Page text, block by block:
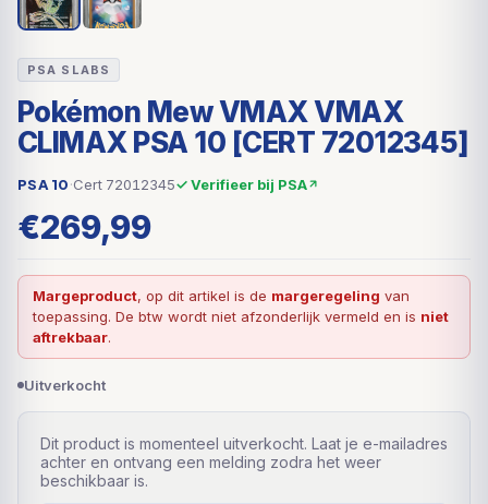
PSA SLABS
Pokémon Mew VMAX VMAX
CLIMAX PSA 10 [CERT 72012345]
PSA 10·Cert 72012345✓ Verifieer bij PSA
€269,99
Margeproduct, op dit artikel is de margeregeling van
toepassing. De btw wordt niet afzonderlijk vermeld en is niet
aftrekbaar.
Uitverkocht
Dit product is momenteel uitverkocht. Laat je e-mailadres
achter en ontvang een melding zodra het weer
beschikbaar is.